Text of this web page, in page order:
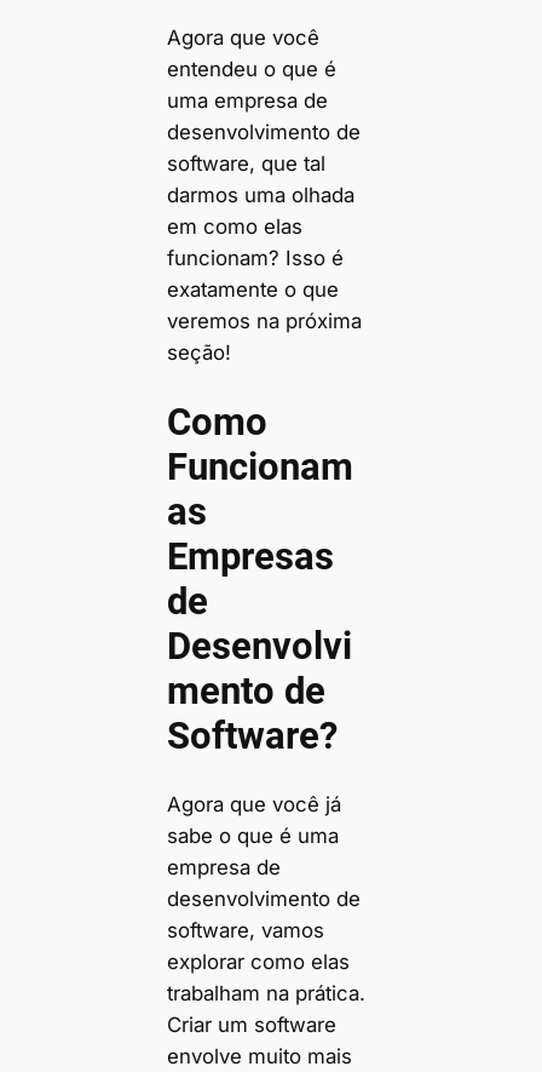
Agora que você
entendeu o que é
uma empresa de
desenvolvimento de
software, que tal
darmos uma olhada
em como elas
funcionam? Isso é
exatamente o que
veremos na próxima
seção!
Como
Funcionam
as
Empresas
de
Desenvolvi
mento de
Software?
Agora que você já
sabe o que é uma
empresa de
desenvolvimento de
software, vamos
explorar como elas
trabalham na prática.
Criar um software
envolve muito mais